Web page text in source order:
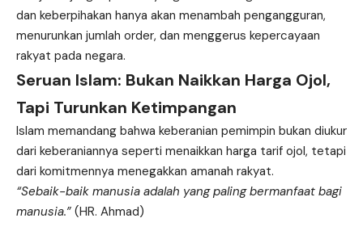
dan keberpihakan hanya akan menambah pengangguran,
menurunkan jumlah order, dan menggerus kepercayaan
rakyat pada negara.
Seruan Islam: Bukan Naikkan Harga Ojol,
Tapi Turunkan Ketimpangan
Islam memandang bahwa keberanian pemimpin bukan diukur
dari keberaniannya seperti menaikkan harga tarif ojol, tetapi
dari komitmennya menegakkan amanah rakyat.
“Sebaik-baik manusia adalah yang paling bermanfaat bagi
manusia.” (HR. Ahmad)